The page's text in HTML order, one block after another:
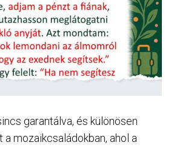
garantálva, és különösen
a mozaikcsaládokban, ahol a